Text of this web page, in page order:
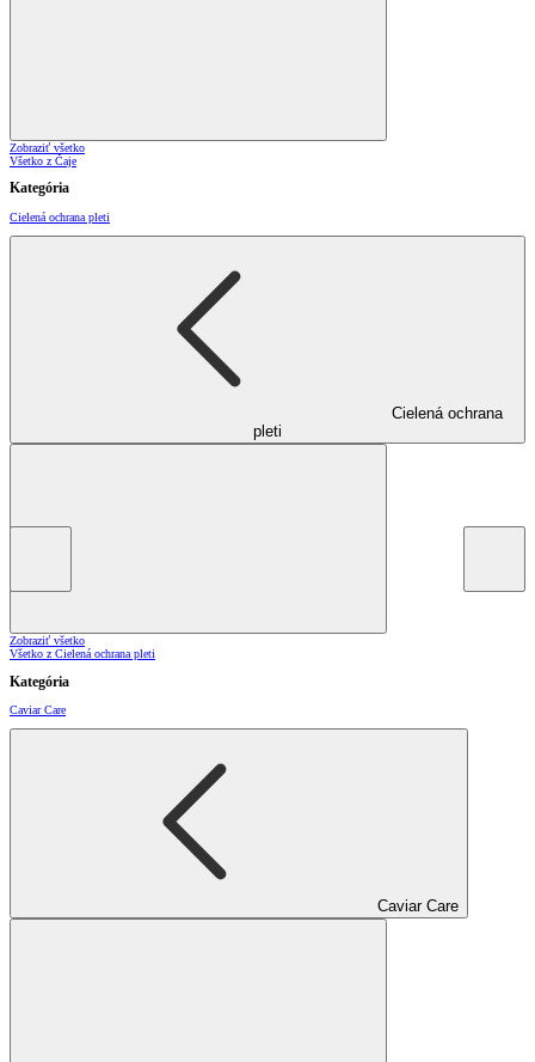
Zobraziť všetko
Všetko z Čaje
Kategória
Cielená ochrana pleti
Cielená ochrana
pleti
Zobraziť všetko
Všetko z Cielená ochrana pleti
Kategória
Caviar Care
Caviar Care